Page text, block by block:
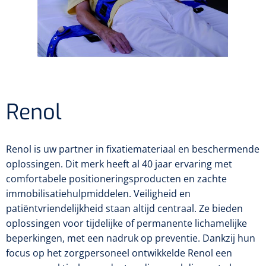
Massagetherapie
Warmtetherapie
Bestek
Borden
Slabben
Eetplateau's
Neonatale comfortzorg
Vasculaire aandoeningen
Apparaten
Gynaecologische aandoeningen
Luchtwegen
Aspiratie
Aërosol
Pijn
Infuuspompen
Diversen
Incentive spirometers
Verneveling
Patiëntencircuits
Jet-ventilatie
Spoedbeademing
Postoperatieve steunverbanden
Laser chirurgie
Laser toebehoren
Thoraxdrainage systeem
Surgical suction
Microscoop
Dopplers
Vasculaire dopplers
Foetale en Vasculaire dopplers
Urologie
Cardiorespiratoir
Holters
Spirometers
NO-meters
EHBO & Reanimatie
Verbandkoffers
Navulling verbandkoffers
Reddingsdekens
Vingerlingen
Diversen
Gangrevalidatie
Hand/arm revalidatie
Rug- & nekrevalidatie
Actieve-passieve beweging
Krachttraining
Deodorants
Eau De Cologne
Bodylotions
Handcrèmes
Eenmalige sondes
Tiemannsondes
Maagsondes
Vrouwensondes
Injectiemateriaal
Spuiten
Spuiten zonder naald
Spuiten met naald
Infrastructuur
Anti-decubitus materiaal
Diversen
Instrumenten
Naaldvoerders
Monitoring
Renol
Renol is uw partner in fixatiemateriaal en beschermende
oplossingen. Dit merk heeft al 40 jaar ervaring met
comfortabele positioneringsproducten en zachte
immobilisatiehulpmiddelen. Veiligheid en
patiëntvriendelijkheid staan altijd centraal. Ze bieden
oplossingen voor tijdelijke of permanente lichamelijke
beperkingen, met een nadruk op preventie. Dankzij hun
focus op het zorgpersoneel ontwikkelde Renol een